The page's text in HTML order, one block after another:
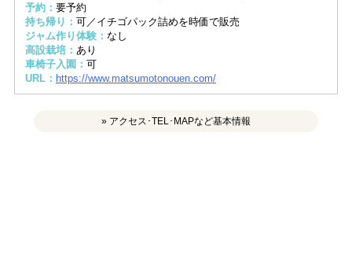
予約： 要予約
持ち帰り： 可／イチゴパック詰めを時価で販売
ジャム作り体験： なし
高設栽培： あり
車椅子入園： 可
URL： https://www.matsumotonouen.com/
» アクセス･TEL･MAPなど基本情報